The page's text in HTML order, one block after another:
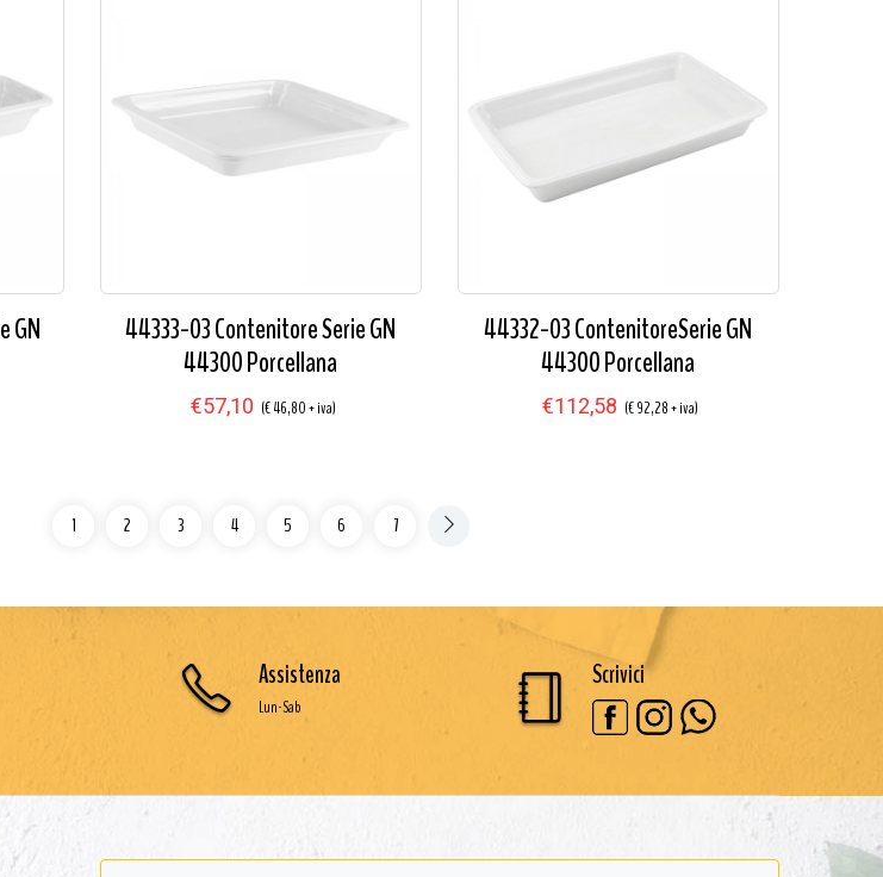
GN
44333-03 Contenitore Serie GN
44300 Porcellana
€57,10 (€ 46,80 + iva)
44332-03 ContenitoreSerie GN
44300 Porcellana
€112,58 (€ 92,28 + iva)
1 2 3 4 5 6 7
Assistenza
Lun-Sab
Scrivici